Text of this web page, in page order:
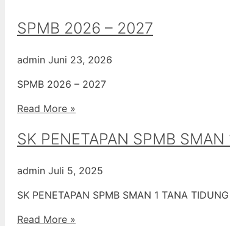
SPMB 2026 – 2027
admin Juni 23, 2026
SPMB 2026 – 2027
Read More »
SK PENETAPAN SPMB
admin Juli 5, 2025
SK PENETAPAN SPMB SMAN 1 TANA
Read More »